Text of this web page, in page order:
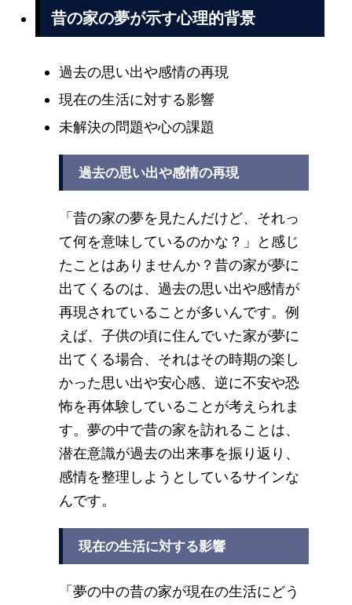
昔の家の夢が示す心理的背景
過去の思い出や感情の再現
現在の生活に対する影響
未解決の問題や心の課題
過去の思い出や感情の再現
「昔の家の夢を見たんだけど、それっ
て何を意味しているのかな？」と感じ
たことはありませんか？昔の家が夢に
出てくるのは、過去の思い出や感情が
再現されていることが多いんです。例
えば、子供の頃に住んでいた家が夢に
出てくる場合、それはその時期の楽し
かった思い出や安心感、逆に不安や恐
怖を再体験していることが考えられま
す。夢の中で昔の家を訪れることは、
潜在意識が過去の出来事を振り返り、
感情を整理しようとしているサインな
んです。
現在の生活に対する影響
「夢の中の昔の家が現在の生活にどう